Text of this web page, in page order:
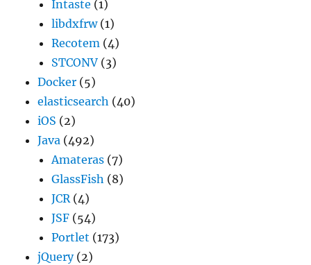
Intaste (1)
libdxfrw(1)
Recotem (4)
STCONV (3)
Docker (5)
elasticsearch (40)
iOS (2)
Java (492)
Amateras (7)
GlassFish (8)
JCR(4)
JSF (54)
Portlet (173)
jQuery(2)